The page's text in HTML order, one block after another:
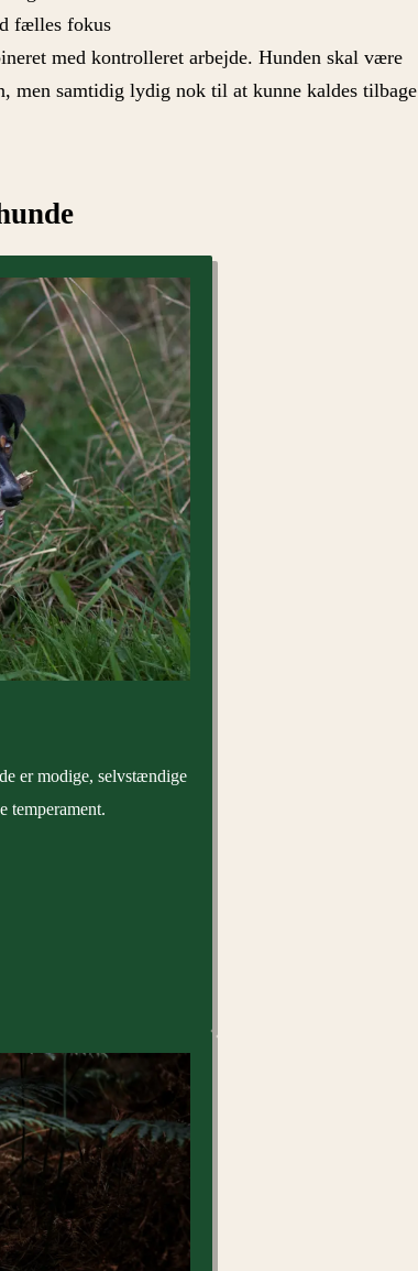
fælles fokus
med kontrolleret arbejde. Hunden skal være
men samtidig lydig nok til at kunne kaldes tilbage
er modige, selvstændige
temperament.